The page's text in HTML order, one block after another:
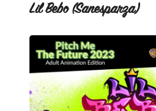
Lil Bebo (Sanesparza)